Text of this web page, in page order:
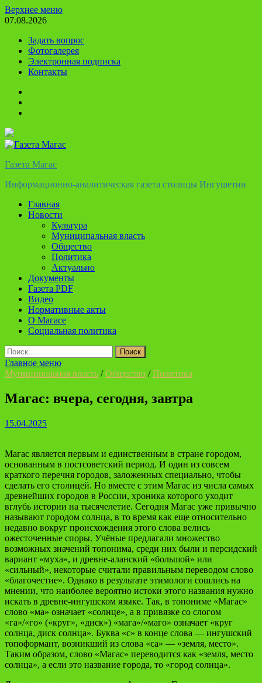
Перейти
к
Верхнее меню
07.08.2026
Задать вопрос
Фотогалерея
Электронная подписка
Контакты
Газета Магас
Информационно-аналитическая газета столицы Ингушетии
Главная
Новости
Культура
Муниципальная власть
Общество
Политика
Актуально
Документы
Газета PDF
Видео
Нормативные акты
О Магасе
Социальная политика
Найти:
Главное меню
Муниципальная власть /Общество /Политика
Магас: вчера, сегодня, завтра
15.04.2025
Магас является первым и единственным в стране городом,
основанным в постсоветский период. И один из совсем
краткого перечня городов, заложенных специально, чтобы
сделать его столицей. Но вместе с этим Магас из числа самых
древнейших городов в России, хроника которого уходит
вглубь истории на тысячелетие. Сегодня Магас уже привычно
называют городом солнца, в то время как еще относительно
недавно вокруг происхождения этого слова велись
ожесточенные споры. Учёные предлагали множество
возможных значений топонима, среди них были и персидский
вариант «муха», и древне-аланский «большой» или
«сильный», некоторые считали правильным переводом слово
«благочестие». Однако в результате этимологи сошлись на
мнении, что наиболее вероятно истоки этого названия нужно
искать в древне-ингушском языке. Так, в топониме «Магас»
слово «ма» означает «солнце», а в привязке со слогом
«га»/«го» («круг», «диск») «мага»/«маго» означает «круг
солнца, диск солнца». Буква «с» в конце слова — ингушский
топоформант, возникший из слова «са» — «земля, место».
Таким образом, слово «Магас» переводится как «земля, место
солнца», а если это название города, то «город солнца».